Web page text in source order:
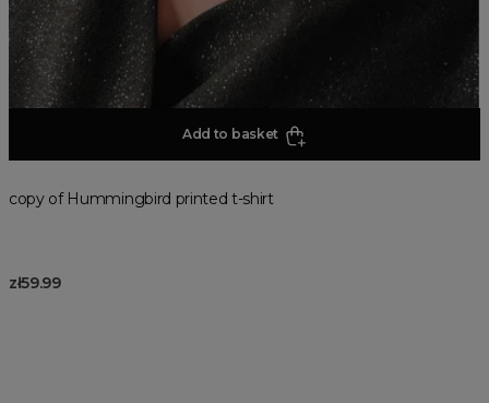
Add to basket
copy of Hummingbird printed t-shirt
zł59.99